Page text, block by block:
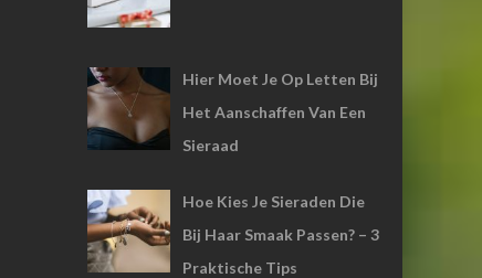
Hier Moet Je Op Letten Bij
Het Aanschaffen Van Een
Sieraad
Hoe Kies Je Sieraden Die
Bij Haar Smaak Passen? – 3
Praktische Tips